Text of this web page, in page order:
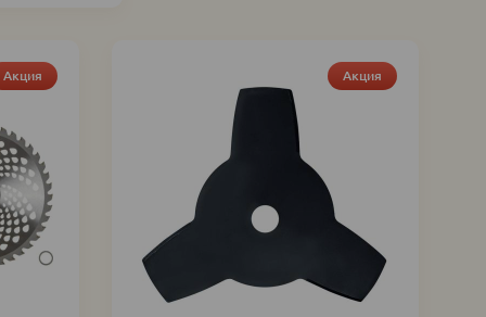
Акция Акция